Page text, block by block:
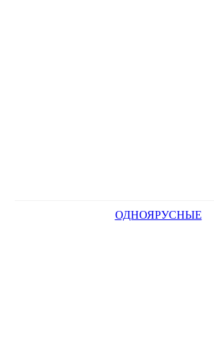
ОДНОЯРУСНЫЕ